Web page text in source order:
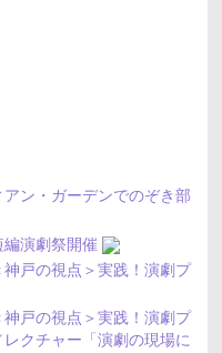
ン・ガーデンでのぞき部
演劇祭開催
戸の視点＞実践！演劇プ
戸の視点＞実践！演劇プ
クチャー「演劇の現場に